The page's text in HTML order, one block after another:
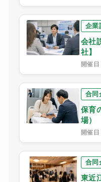
企業
会社
社】
開催日
合同
保育
場）
開催日
合同
東近